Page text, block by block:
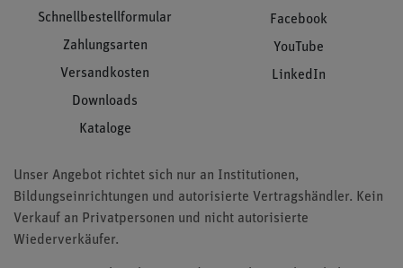
Schnellbestellformular
Zahlungsarten
Versandkosten
Downloads
Kataloge
Facebook
YouTube
LinkedIn
Unser Angebot richtet sich nur an Institutionen,
Bildungseinrichtungen und autorisierte Vertragshändler. Kein
Verkauf an Privatpersonen und nicht autorisierte
Wiederverkäufer.